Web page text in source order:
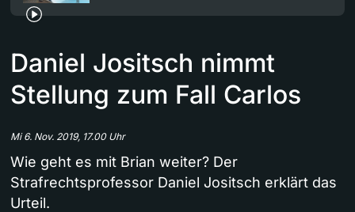
Daniel Jositsch nimmt
Stellung zum Fall Carlos
Mi 6. Nov. 2019, 17.00 Uhr
Wie geht es mit Brian weiter? Der
Strafrechtsprofessor Daniel Jositsch erklärt das
Urteil.